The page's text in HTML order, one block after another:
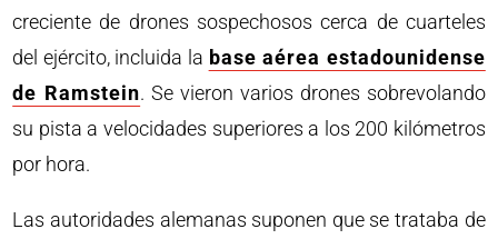
creciente de drones sospechosos cerca de cuarteles
del ejército, incluida la base aérea estadounidense
de Ramstein. Se vieron varios drones sobrevolando
su pista a velocidades superiores a los 200 kilómetros
por hora.
Las autoridades alemanas suponen que se trataba de